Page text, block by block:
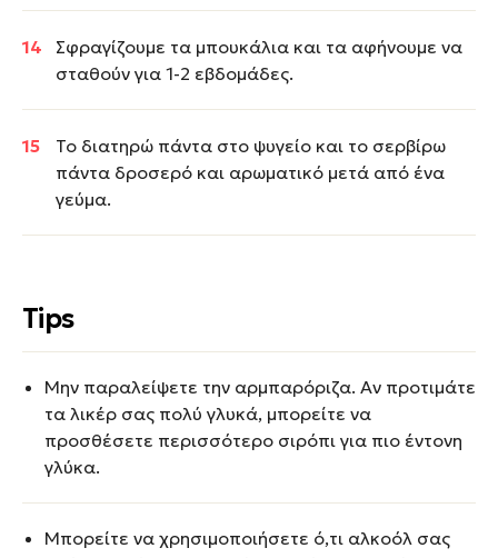
Σφραγίζουμε τα μπουκάλια και τα αφήνουμε να
σταθούν για 1-2 εβδομάδες.
Το διατηρώ πάντα στο ψυγείο και το σερβίρω
πάντα δροσερό και αρωματικό μετά από ένα
γεύμα.
Tips
Μην παραλείψετε την αρμπαρόριζα. Αν προτιμάτε
τα λικέρ σας πολύ γλυκά, μπορείτε να
προσθέσετε περισσότερο σιρόπι για πιο έντονη
γλύκα.
Μπορείτε να χρησιμοποιήσετε ό,τι αλκοόλ σας